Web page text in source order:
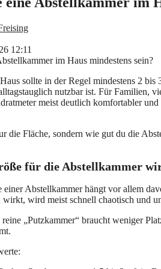
12:11
sollte in der Regel mindestens 2 bis
nutzbar ist. Für Familien,
meist deutlich komfortabler und
die Fläche, sondern wie gut du die
für die Abstellkammer
Abstellkammer hängt vor allem
wirkt, wird meist schnell chaotisch und
„Putzkammer“ braucht weniger